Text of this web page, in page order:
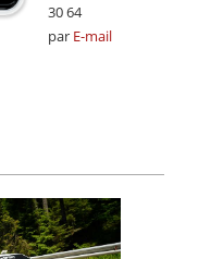
30 64
par E-mail